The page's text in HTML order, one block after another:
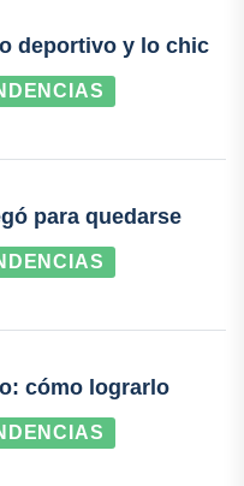
deportivo y lo chic
para quedarse
cómo lograrlo